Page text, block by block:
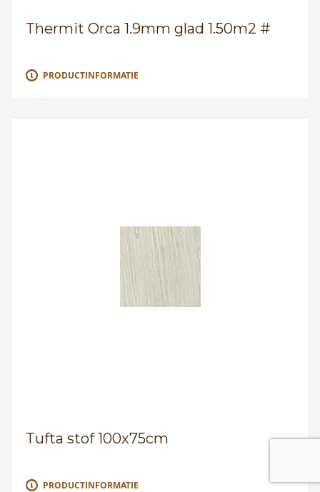
Thermit Orca 1.9mm glad 1.50m2 #
PRODUCTINFORMATIE
Tufta stof 100x75cm
PRODUCTINFORMATIE